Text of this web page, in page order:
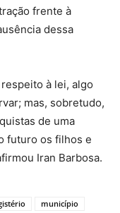
frente à
dessa
à lei, algo
mas, sobretudo,
de uma
futuro os filhos e
Iran Barbosa.
município